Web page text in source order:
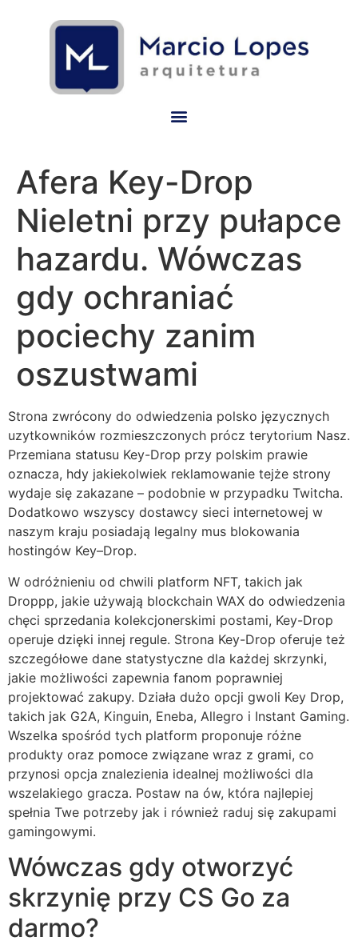
Afera Key-Drop
Nieletni przy pułapce
hazardu. Wówczas
gdy ochraniać
pociechy zanim
oszustwami
Strona zwrócony do odwiedzenia polsko języcznych
uzytkowników rozmieszczonych prócz terytorium Nasz.
Przemiana statusu Key-Drop przy polskim prawie
oznacza, hdy jakiekolwiek reklamowanie tejże strony
wydaje się zakazane – podobnie w przypadku Twitcha.
Dodatkowo wszyscy dostawcy sieci internetowej w
naszym kraju posiadają legalny mus blokowania
hostingów Key–Drop.
W odróżnieniu od chwili platform NFT, takich jak
Droppp, jakie używają blockchain WAX do odwiedzenia
chęci sprzedania kolekcjonerskimi postami, Key-Drop
operuje dzięki innej regule. Strona Key-Drop oferuje też
szczegółowe dane statystyczne dla każdej skrzynki,
jakie możliwości zapewnia fanom poprawniej
projektować zakupy. Działa dużo opcji gwoli Key Drop,
takich jak G2A, Kinguin, Eneba, Allegro i Instant Gaming.
Wszelka spośród tych platform proponuje różne
produkty oraz pomoce związane wraz z grami, co
przynosi opcja znalezienia idealnej możliwości dla
wszelakiego gracza. Postaw na ów, która najlepiej
spełnia Twe potrzeby jak i również raduj się zakupami
gamingowymi.
Wówczas gdy otworzyć
skrzynię przy CS Go za
darmo?